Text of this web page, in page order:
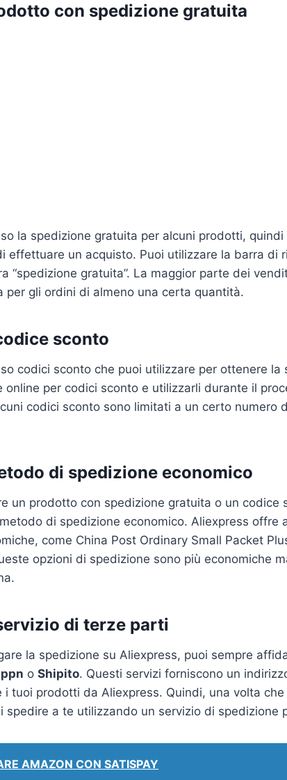
con spedizione gratuita
la spedizione gratuita per alcuni prodotti,
effettuare un acquisto. Puoi utilizzare la barra di
“spedizione gratuita”. La maggior parte dei
per gli ordini di almeno una certa quantità.
sconto
codici sconto che puoi utilizzare per ottenere la
online per codici sconto e utilizzarli durante il
codici sconto sono limitati a un certo numero
di spedizione economico
un prodotto con spedizione gratuita o un codice
di spedizione economico. Aliexpress offre
come China Post Ordinary Small Packet
opzioni di spedizione sono più economiche
di terze parti
la spedizione su Aliexpress, puoi sempre
o Shipito. Questi servizi forniscono un
i tuoi prodotti da Aliexpress. Quindi, una volta
spedire a te utilizzando un servizio di spedizione
AMAZON CON SATISPAY